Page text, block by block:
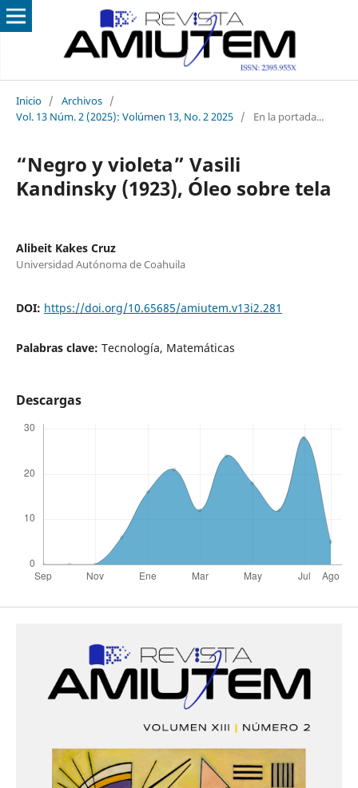
Inicio / Archivos /
Vol. 13 Núm. 2 (2025): Volúmen 13, No. 2 2025 / En la portada...
“Negro y violeta” Vasili
Kandinsky (1923), Óleo sobre tela
Alibeit Kakes Cruz
Universidad Autónoma de Coahuila
DOI: https://doi.org/10.65685/amiutem.v13i2.281
Palabras clave: Tecnología, Matemáticas
Descargas